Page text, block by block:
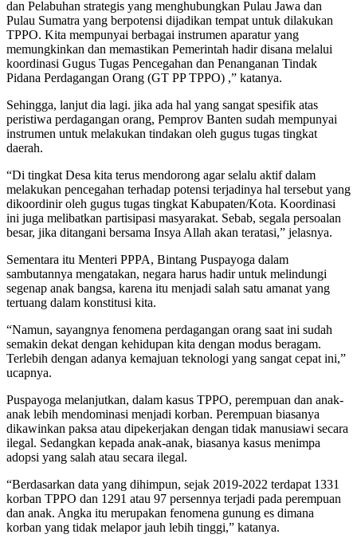
dan Pelabuhan strategis yang menghubungkan Pulau Jawa dan
Pulau Sumatra yang berpotensi dijadikan tempat untuk dilakukan
TPPO. Kita mempunyai berbagai instrumen aparatur yang
memungkinkan dan memastikan Pemerintah hadir disana melalui
koordinasi Gugus Tugas Pencegahan dan Penanganan Tindak
Pidana Perdagangan Orang (GT PP TPPO) ,” katanya.
Sehingga, lanjut dia lagi. jika ada hal yang sangat spesifik atas
peristiwa perdagangan orang, Pemprov Banten sudah mempunyai
instrumen untuk melakukan tindakan oleh gugus tugas tingkat
daerah.
“Di tingkat Desa kita terus mendorong agar selalu aktif dalam
melakukan pencegahan terhadap potensi terjadinya hal tersebut yang
dikoordinir oleh gugus tugas tingkat Kabupaten/Kota. Koordinasi
ini juga melibatkan partisipasi masyarakat. Sebab, segala persoalan
besar, jika ditangani bersama Insya Allah akan teratasi,” jelasnya.
Sementara itu Menteri PPPA, Bintang Puspayoga dalam
sambutannya mengatakan, negara harus hadir untuk melindungi
segenap anak bangsa, karena itu menjadi salah satu amanat yang
tertuang dalam konstitusi kita.
“Namun, sayangnya fenomena perdagangan orang saat ini sudah
semakin dekat dengan kehidupan kita dengan modus beragam.
Terlebih dengan adanya kemajuan teknologi yang sangat cepat ini,”
ucapnya.
Puspayoga melanjutkan, dalam kasus TPPO, perempuan dan anak-
anak lebih mendominasi menjadi korban. Perempuan biasanya
dikawinkan paksa atau dipekerjakan dengan tidak manusiawi secara
ilegal. Sedangkan kepada anak-anak, biasanya kasus menimpa
adopsi yang salah atau secara ilegal.
“Berdasarkan data yang dihimpun, sejak 2019-2022 terdapat 1331
korban TPPO dan 1291 atau 97 persennya terjadi pada perempuan
dan anak. Angka itu merupakan fenomena gunung es dimana
korban yang tidak melapor jauh lebih tinggi,” katanya.